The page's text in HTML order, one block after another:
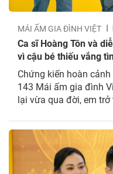
MÁI ẤM GIA ĐÌNH VIỆT
Ca sĩ Hoàng Tôn và
vì cậu bé thiếu vắng
tuổi sau khi mẹ mất
Chứng kiến hoàn
143 Mái ấm gia đình
lại vừa qua đời, em
sĩ Dương Hồng Phúc,